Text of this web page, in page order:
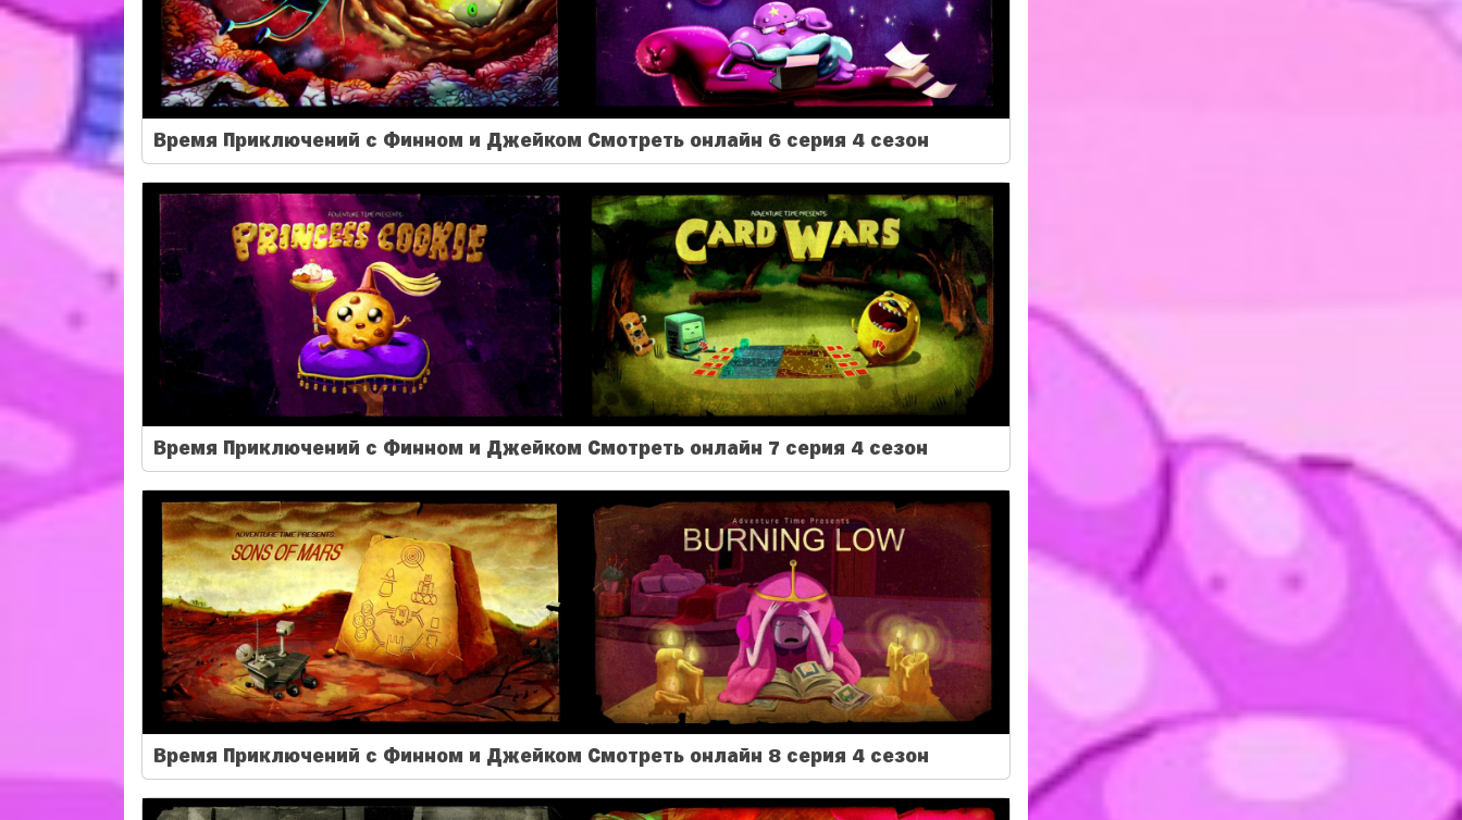
Время Приключений с Финном и Джейком Смотреть онлайн 6 серия 4 сезон
Время Приключений с Финном и Джейком Смотреть онлайн 7 серия 4 сезон
Время Приключений с Финном и Джейком Смотреть онлайн 8 серия 4 сезон